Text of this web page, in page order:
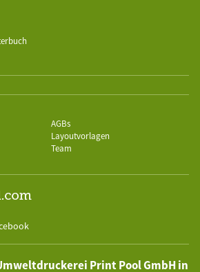
AGBs
Layoutvorlagen
Team
Print Pool GmbH in